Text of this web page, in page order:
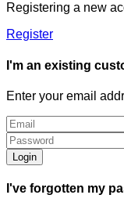
Registering a new
Register
I'm an existing
Enter your email
Login
I've forgotten my